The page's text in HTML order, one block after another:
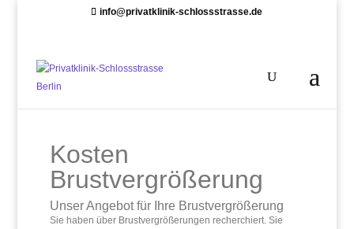
info@privatklinik-schlossstrasse.de
Kosten
Brustvergrößerung
Unser Angebot für Ihre Brustvergrößerung
Sie haben über Brustvergrößerungen recherchiert. Sie